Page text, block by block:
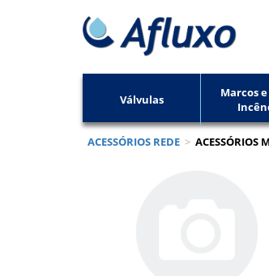
Válvulas
Marcos
ACESSÓRIOS REDE > ACESSÓRIOS